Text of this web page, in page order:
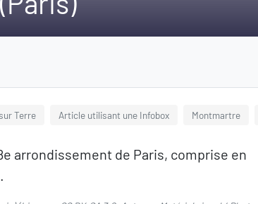
Terre Article utilisant une Infobox Montmartre
arrondissement de Paris, comprise en